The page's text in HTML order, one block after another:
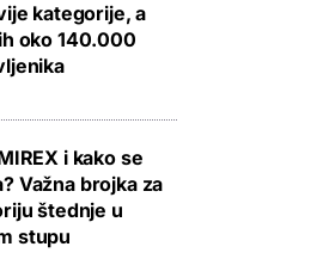
kategorije, a
oko 140.000
i kako se
Važna brojka za
štednje u
stupu